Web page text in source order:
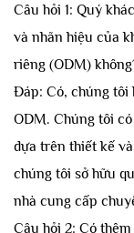
Câu hỏi 1: Quý
và nhãn hiệu của
riêng (ODM)
Đáp: Có, chúng tôi
ODM. Chúng tôi
dựa trên thiết kế
chúng tôi sở hữu
nhà cung cấp
Câu hỏi 2: Có